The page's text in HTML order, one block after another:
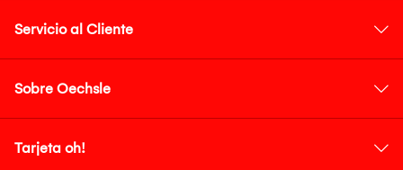
Servicio al Cliente
Sobre Oechsle
Tarjeta oh!